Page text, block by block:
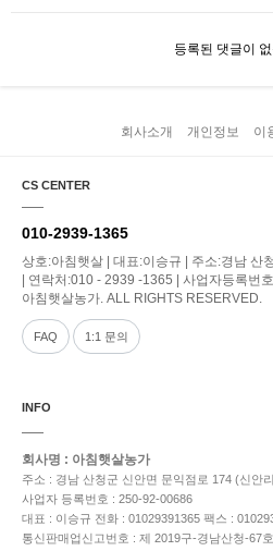
등록된 댓글이
회사소개 개인정보 이
CS CENTER
010-2939-1365
상호:아침햇살 | 대표:이승규 | 주소:경남 산
| 연락처:010 - 2939 -1365 | 사업자등록
아침햇살농가. ALL RIGHTS RESERVED.
FAQ 1:1 문의
INFO
회사명 : 아침햇살농가
주소 : 경남 산청군 신안면 문익점로 174 (신안
사업자 등록번호 : 250-92-00686
대표 : 이승규 전화 : 01029391365 팩스 :
통신판매업신고번호 : 제 2019구-경남산청-67호